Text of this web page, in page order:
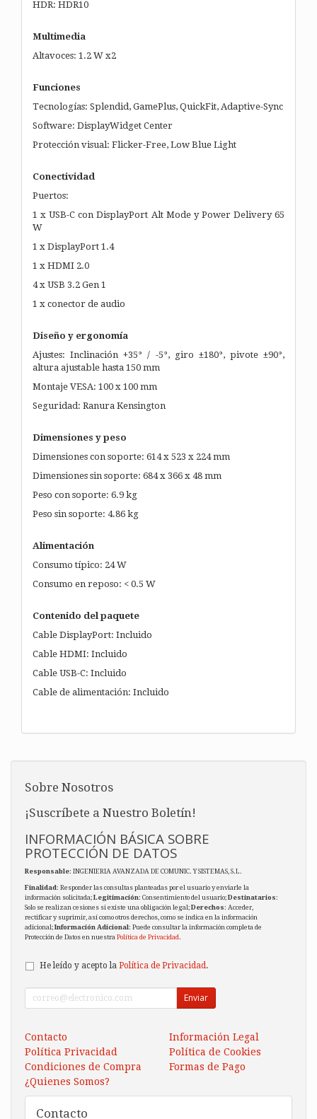
HDR: HDR10
Multimedia
Altavoces: 1.2 W x2
Funciones
Tecnologías: Splendid, GamePlus, QuickFit, Adaptive-Sync
Software: DisplayWidget Center
Protección visual: Flicker-Free, Low Blue Light
Conectividad
Puertos:
1 x USB-C con DisplayPort Alt Mode y Power Delivery 65
W
1 x DisplayPort 1.4
1 x HDMI 2.0
4 x USB 3.2 Gen 1
1 x conector de audio
Diseño y ergonomía
Ajustes: Inclinación +35° / -5°, giro ±180°, pivote ±90°,
altura ajustable hasta 150 mm
Montaje VESA: 100 x 100 mm
Seguridad: Ranura Kensington
Dimensiones y peso
Dimensiones con soporte: 614 x 523 x 224 mm
Dimensiones sin soporte: 684 x 366 x 48 mm
Peso con soporte: 6.9 kg
Peso sin soporte: 4.86 kg
Alimentación
Consumo típico: 24 W
Consumo en reposo: < 0.5 W
Contenido del paquete
Cable DisplayPort: Incluido
Cable HDMI: Incluido
Cable USB-C: Incluido
Cable de alimentación: Incluido
Sobre Nosotros
¡Suscríbete a Nuestro Boletín!
INFORMACIÓN BÁSICA SOBRE
PROTECCIÓN DE DATOS
Responsable: INGENIERIA AVANZADA DE COMUNIC. Y SISTEMAS, S.L.
Finalidad: Responder las consultas planteadas por el usuario y enviarle la
información solicitada;Legitimación: Consentimiento del usuario;Destinatarios:
Solo se realizan cesiones si existe una obligación legal;Derechos: Acceder,
rectificar y suprimir, así como otros derechos, como se indica en la información
adicional;Información Adicional: Puede consultar la información completa de
Protección de Datos en nuestra Política de Privacidad.
He leído y acepto la Política de Privacidad .
Enviar
Contacto
Información Legal
Política Privacidad
Política de Cookies
Condiciones de Compra
Formas de Pago
¿Quienes Somos?
Contacto